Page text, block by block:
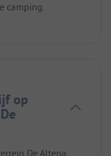
camping.
op
De Altena